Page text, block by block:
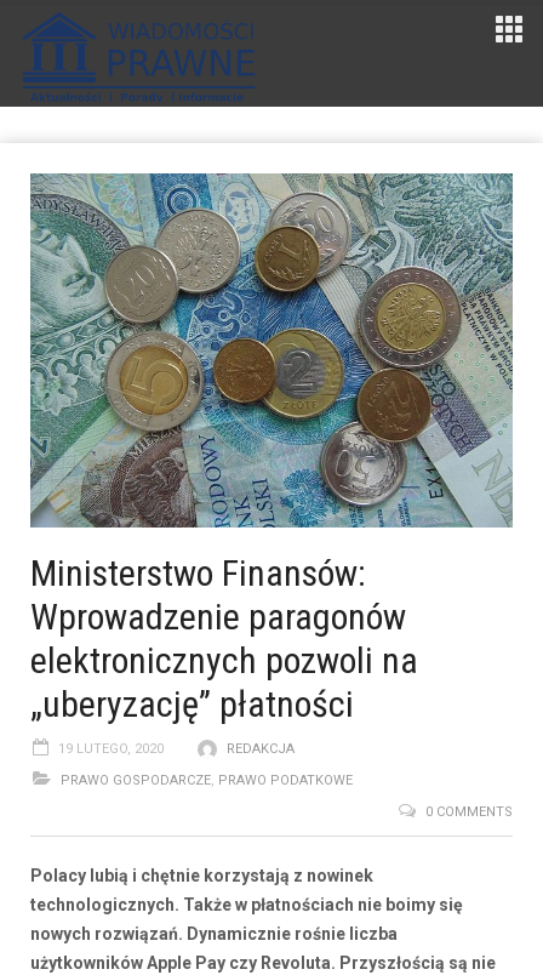
Ministerstwo Finansów:
Wprowadzenie paragonów
elektronicznych pozwoli na
„uberyzację” płatności
19 LUTEGO, 2020
REDAKCJA
PRAWO GOSPODARCZE, PRAWO PODATKOWE
0 COMMENTS
Polacy lubią i chętnie korzystają z nowinek
technologicznych. Także w płatnościach nie boimy się
nowych rozwiązań. Dynamicznie rośnie liczba
użytkowników Apple Pay czy Revoluta. Przyszłością są nie